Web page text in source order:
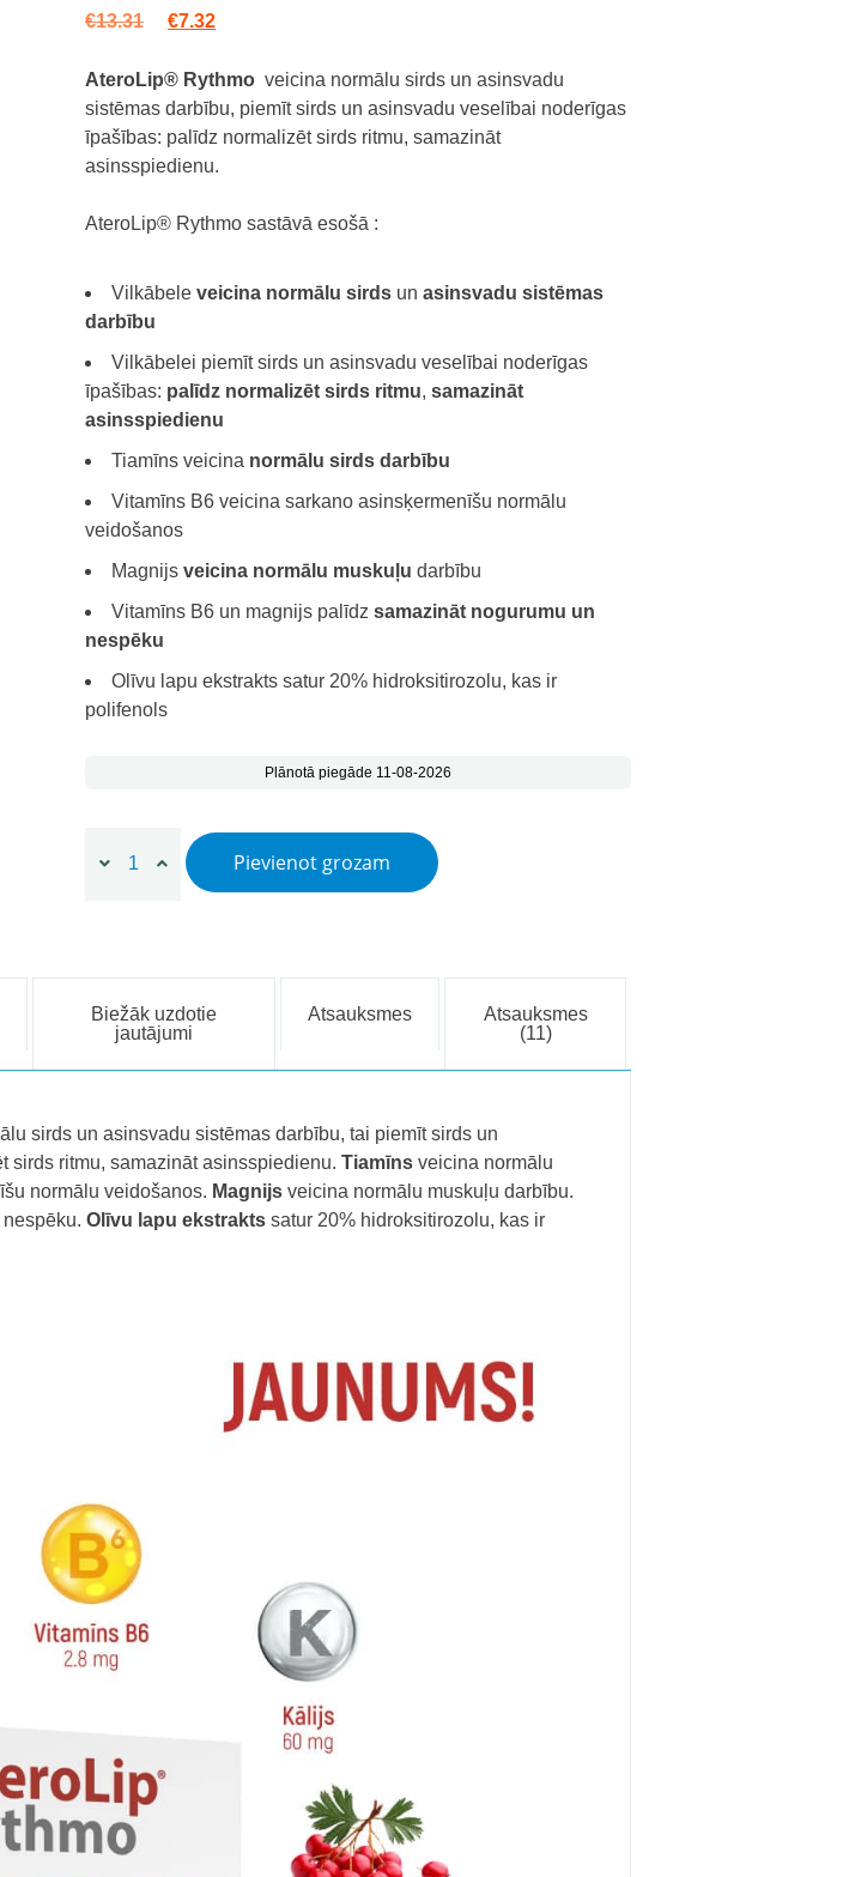
€13.31 Original price was: €13.31.
€7.32
AteroLip® Rythmo veicina normālu sirds un asinsvadu
sistēmas darbību, piemīt sirds un asinsvadu veselībai noderīgas
īpašības: palīdz normalizēt sirds ritmu, samazināt
asinsspiedienu.
AteroLip® Rythmo sastāvā esošā :
Vilkābeleveicina normālu sirds unasinsvadu sistēmas
darbību
Vilkābelei piemīt sirds un asinsvadu veselībai noderīgas
īpašības: palīdz normalizēt sirds ritmu,samazināt
asinsspiedienu
Tiamīns veicina normālu sirds darbību
Vitamīns B6 veicina sarkano asinsķermenīšu normālu
veidošanos
Magnijs veicina normālu muskuļu darbību
Vitamīns B6 un magnijs palīdzsamazināt nogurumu un
nespēku
Olīvu lapu ekstrakts satur 20% hidroksitirozolu, kas ir
polifenols
Plānotā piegāde 11-08-2026
AteroLip® Rythmo, 30 kapsulas quantity
Pievienot grozam
Biežāk uzdotie
jautājumi
Atsauksmes
Atsauksmes
(11)
sirds un asinsvadu sistēmas darbību, tai piemīt sirds un
ritmu, samazināt asinsspiedienu. Tiamīns veicina normālu
normālu veidošanos. Magnijs veicina normālu muskuļu darbību.
Olīvu lapu ekstrakts satur 20% hidroksitirozolu, kas ir